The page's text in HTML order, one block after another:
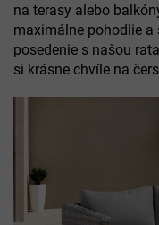
na terasy alebo
maximálne pohodlie a
posedenie s našou
si krásne chvíle na